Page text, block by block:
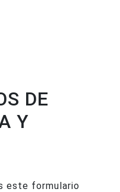
DE
Y
este formulario